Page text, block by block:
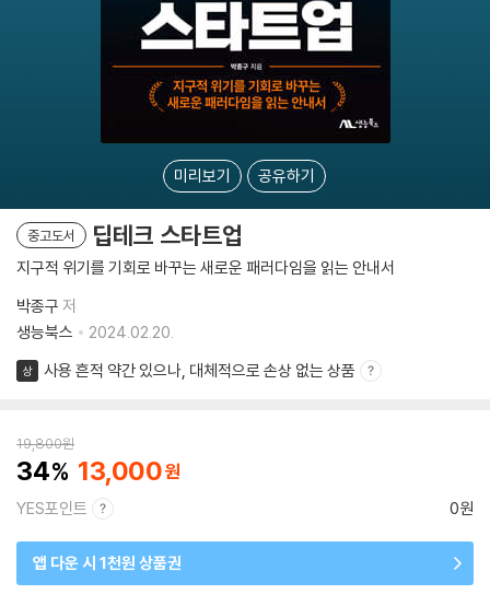
미리보기 공유하기
중고도서 딥테크 스타트업
지구적 위기를 기회로 바꾸는 새로운 패러다임을 읽는 안내서
박종구 저
생능북스
2024.02.20.
상 사용 흔적 약간 있으나, 대체적으로 손상 없는 상품
19,800원
34 13,000
YES포인트 0원
앱 다운 시 1천원 상품권